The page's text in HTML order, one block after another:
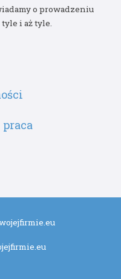
o prowadzeniu
i aż tyle.